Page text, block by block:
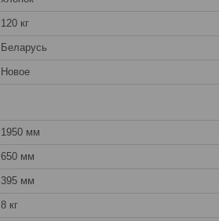
120 кг
Беларусь
Новое
1950 мм
650 мм
395 мм
8 кг